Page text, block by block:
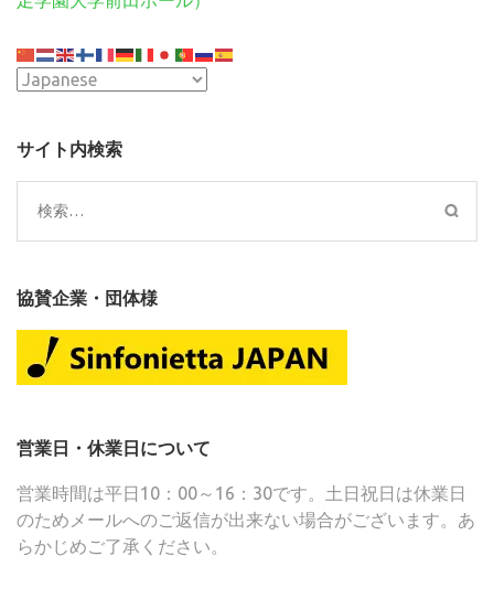
シ
ョ
サイト内検索
検
索:
協賛企業・団体様
営業日・休業日について
営業時間は平日10：00～16：30です。土日祝日は休業日
のためメールへのご返信が出来ない場合がございます。あ
らかじめご了承ください。